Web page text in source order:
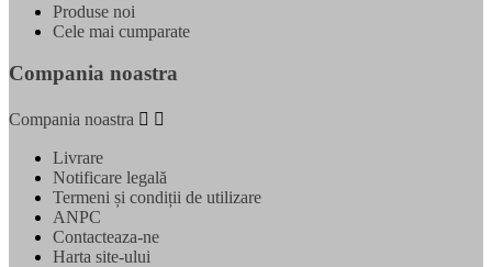
Produse noi
Cele mai cumparate
Compania noastra
Compania noastra  
Livrare
Notificare legală
Termeni și condiții de utilizare
ANPC
Contacteaza-ne
Harta site-ului